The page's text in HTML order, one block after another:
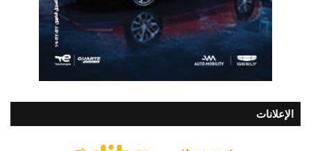
الإعلانات